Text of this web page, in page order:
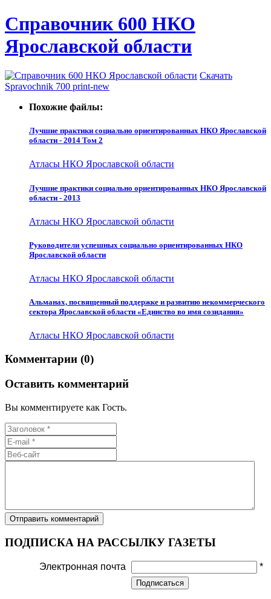
Справочник 600 НКО
Ярославской области
Скачать
Spravochnik 700 print-new
Похожие файлы:
Лучшие практики социально ориентированных НКО Ярославской
области - 2014 Том 2
Атласы НКО Ярославской области
Лучшие практики социально ориентированных НКО Ярославской
области - 2013
Атласы НКО Ярославской области
Руководители успешных социально ориентированных НКО
Ярославской области
Атласы НКО Ярославской области
Альманах, посвященный поддержке и развитию некоммерческого
сектора Ярославской области «Единство во имя созидания»
Атласы НКО Ярославской области
Комментарии (0)
Оставить комментарий
Вы комментируете как Гость.
ПОДПИСКА НА РАССЫЛКУ ГАЗЕТЫ
Электронная почта *
Подписаться